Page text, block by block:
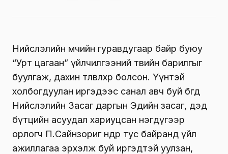
Нийслэлийн өмчийн гуравдугаар байр буюу
“Урт цагаан” үйлчилгээний төвийн барилгыг
буулгаж, дахин төлөвлөхөөр болсон. Үүнтэй
холбогдуулан иргэдээс санал авч буй бөгөөд
Нийслэлийн Засаг даргын Эдийн засаг, дэд
бүтцийн асуудал хариуцсан нэгдүгээр
орлогч П.Сайнзориг өнөөдөр тус байранд үйл
ажиллагаа эрхэлж буй иргэдтэй уулзан,